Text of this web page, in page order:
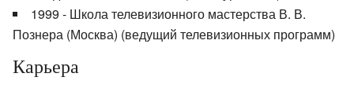
1999 - Школа телевизионного мастерства В. В.
Познера (Москва) (ведущий телевизионных программ)
Карьера